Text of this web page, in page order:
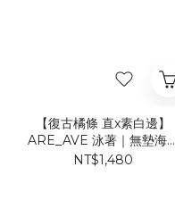
【復古橘條 直x素白邊】
ARE_AVE 泳著｜無墊海鷗
丁練習泳裝
NT$1,480